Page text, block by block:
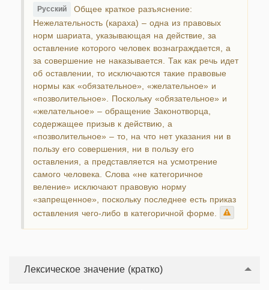
Русский Общее краткое разъяснение:
Нежелательность (караха) – одна из правовых
норм шариата, указывающая на действие, за
оставление которого человек вознаграждается, а
за совершение не наказывается. Так как речь идет
об оставлении, то исключаются такие правовые
нормы как «обязательное», «желательное» и
«позволительное». Поскольку «обязательное» и
«желательное» – обращение Законотворца,
содержащее призыв к действию, а
«позволительное» – то, на что нет указания ни в
пользу его совершения, ни в пользу его
оставления, а представляется на усмотрение
самого человека. Слова «не категоричное
веление» исключают правовую норму
«запрещенное», поскольку последнее есть приказ
оставления чего-либо в категоричной форме.
Лексическое значение (кратко)